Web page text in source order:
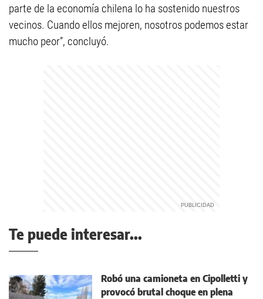
parte de la economía chilena lo ha sostenido nuestros
vecinos. Cuando ellos mejoren, nosotros podemos estar
mucho peor”, concluyó.
Te puede interesar...
Robó una camioneta en Cipolletti y
provocó brutal choque en plena